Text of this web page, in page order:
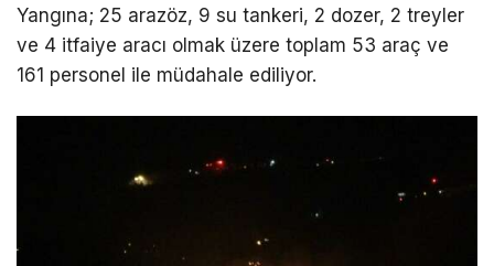
Yangına; 25 arazöz, 9 su tankeri, 2 dozer, 2 treyler
ve 4 itfaiye aracı olmak üzere toplam 53 araç ve
161 personel ile müdahale ediliyor.